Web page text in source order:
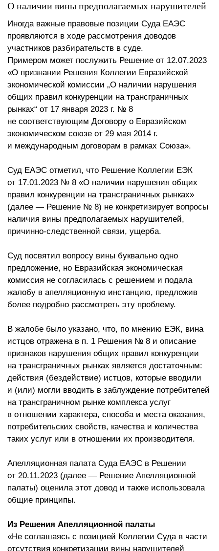
О наличии вины предполагаемых нарушителей
Иногда важные правовые позиции Суда ЕАЭС
проявляются в ходе рассмотрения доводов
участников разбирательств в суде.
Примером может послужить Решение от 12.07.2023
«О признании Решения Коллегии Евразийской
экономической комиссии „О наличии нарушения
общих правил конкуренции на трансграничных
рынках“ от 17 января 2023 г. № 8
не соответствующим Договору о Евразийском
экономическом союзе от 29 мая 2014 г.
и международным договорам в рамках Союза».
Суд ЕАЭС отметил, что Решение Коллегии ЕЭК
от 17.01.2023 № 8 «О наличии нарушения общих
правил конкуренции на трансграничных рынках»
(далее — Решение № 8) не конкретизирует вопросы
наличия вины предполагаемых нарушителей,
причинно-следственной связи, ущерба.
Суд посвятил вопросу вины буквально одно
предложение, но Евразийская экономическая
комиссия не согласилась с решением и подала
жалобу в апелляционную инстанцию, предложив
более подробно рассмотреть эту проблему.
В жалобе было указано, что, по мнению ЕЭК, вина
истцов отражена в п. 1 Решения № 8 и описание
признаков нарушения общих правил конкуренции
на трансграничных рынках является достаточным:
действия (бездействие) истцов, которые вводили
и (или) могли вводить в заблуждение потребителей
на трансграничном рынке комплекса услуг
в отношении характера, способа и места оказания,
потребительских свойств, качества и количества
таких услуг или в отношении их производителя.
Апелляционная палата Суда ЕАЭС в Решении
от 20.11.2023 (далее — Решение Апелляционной
палаты) оценила этот довод и также использовала
общие принципы.
Из Решения Апелляционной палаты
«Не соглашаясь с позицией Коллегии Суда в части
отсутствия конкретизации вины нарушителей